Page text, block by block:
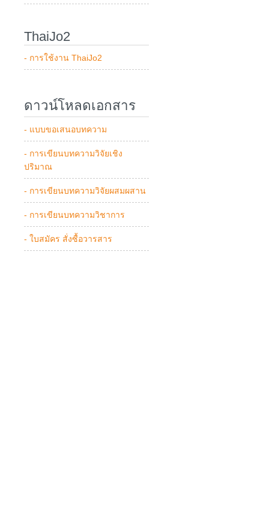
ThaiJo2
- การใช้งาน ThaiJo2
ดาวน์โหลดเอกสาร
- แบบขอเสนอบทความ
- การเขียนบทความวิจัยเชิง
ปริมาณ
- การเขียนบทความวิจัยผสมผสาน
- การเขียนบทความวิชาการ
- ใบสมัคร สั่งซื้อวารสาร